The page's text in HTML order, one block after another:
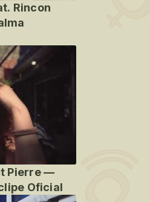
Rincon
Pierre —
Oficial